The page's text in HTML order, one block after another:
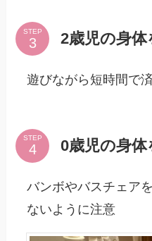
STEP 2歳児の身体
遊びながら短時間で
STEP 0歳児の身体
バンボやバスチェア
ないように注意